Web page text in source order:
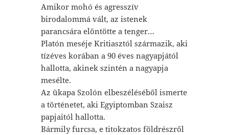
Amikor mohó és agresszív
birodalommá vált, az istenek
parancsára elöntötte a tenger…
Platón meséje Kritiasztól származik, aki
tízéves korában a 90 éves nagyapjától
hallotta, akinek szintén a nagyapja
mesélte.
Az ükapa Szolón elbeszéléséből ismerte
a történetet, aki Egyiptomban Szaisz
papjaitól hallotta.
Bármily furcsa, e titokzatos földrészről